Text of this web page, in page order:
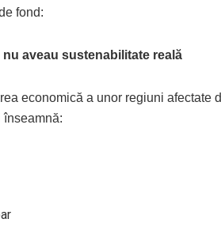
fond:
aveau sustenabilitate reală
economică a unor regiuni afectate
înseamnă: